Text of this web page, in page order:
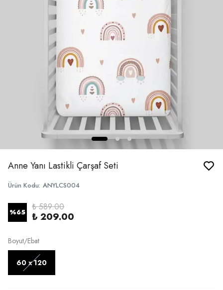
Anne Yanı Lastikli Çarşaf Seti
Ürün Kodu: ANYLCS004
%65 ₺ 589.00
₺ 209.00
Boyut/Ebat
60 x 120